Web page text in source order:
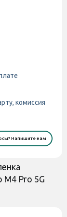
комиссия
Напишите нам
M4 Pro 5G